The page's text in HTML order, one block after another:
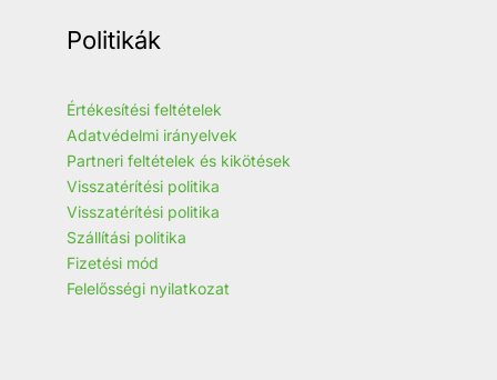
Politikák
Értékesítési feltételek
Adatvédelmi irányelvek
Partneri feltételek és kikötések
Visszatérítési politika
Visszatérítési politika
Szállítási politika
Fizetési mód
Felelősségi nyilatkozat